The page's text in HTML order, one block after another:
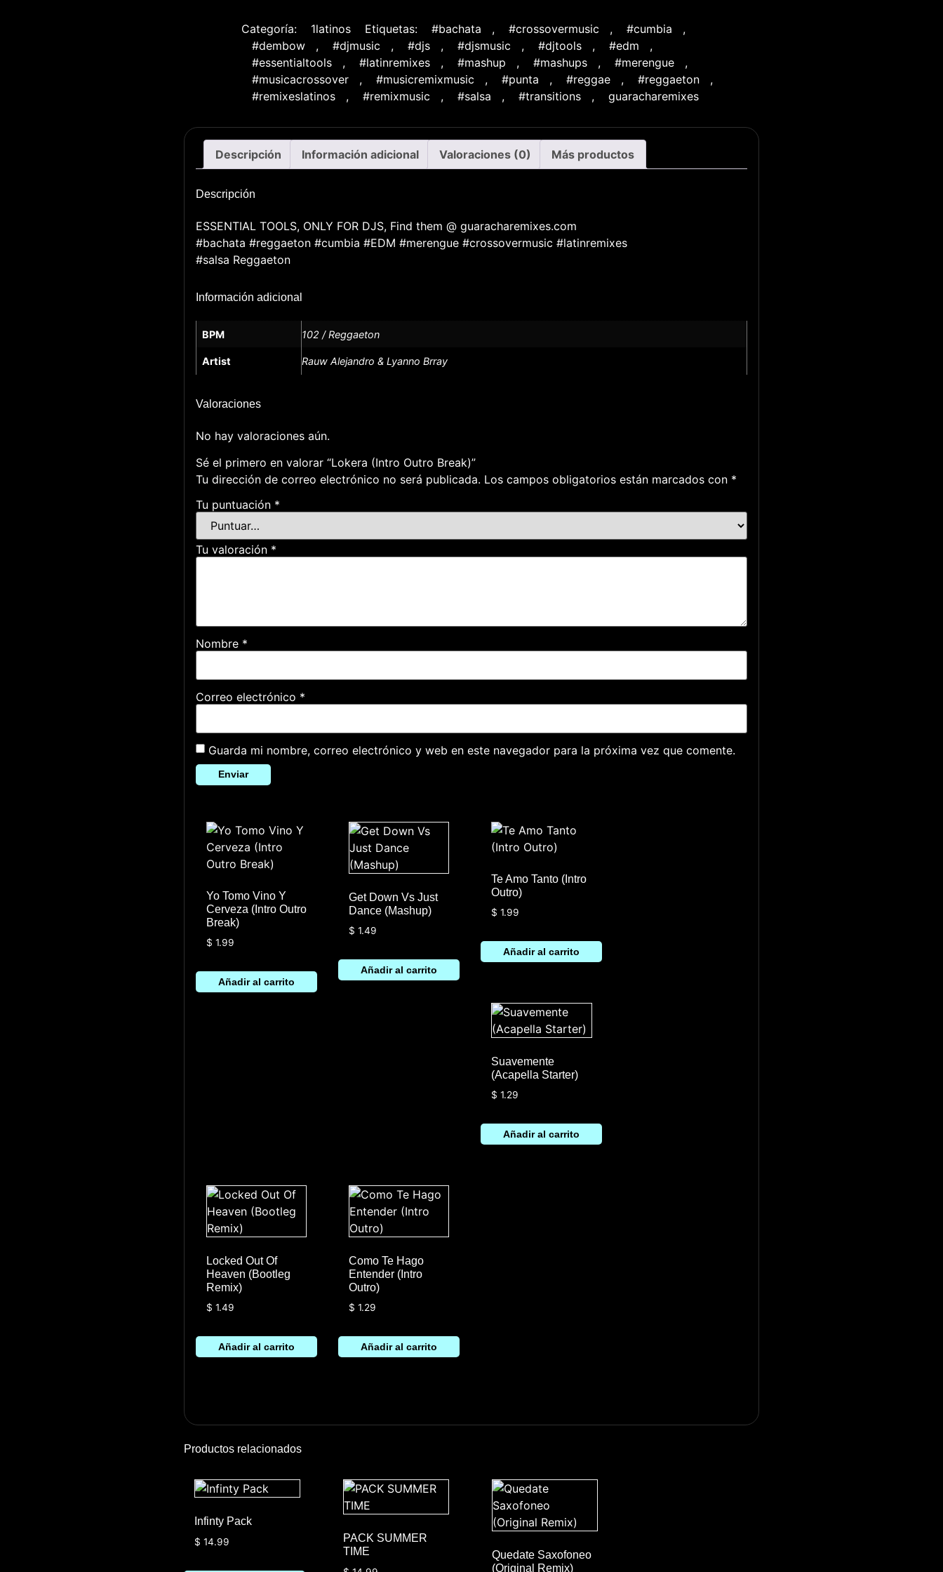
cantidad
Categoría: 1latinos Etiquetas: #bachata , #crossovermusic , #cumbia
,
#dembow
, #djmusic , #djs , #djsmusic , #djtools , #edm
,
#essentialtools
, #latinremixes , #mashup , #mashups , #merengue
,
#musicacrossover
, #musicremixmusic , #punta , #reggae , #reggaeton
,
#remixeslatinos
, #remixmusic , #salsa , #transitions , guaracharemixes
Descripción Información adicional Valoraciones (0) Más productos
Descripción
ESSENTIAL TOOLS, ONLY FOR DJS, Find them @ guaracharemixes.com
#bachata #reggaeton #cumbia #EDM #merengue #crossovermusic #latinremixes
#salsa Reggaeton
Información adicional
BPM 102 / Reggaeton
Artist Rauw Alejandro & Lyanno Brray
Valoraciones
No hay valoraciones aún.
Sé el primero en valorar “Lokera (Intro Outro Break)”
Tu dirección de correo electrónico no será publicada. Los campos obligatorios están marcados con *
Tu puntuación *
Tu valoración *
Nombre *
Correo electrónico *
Guarda mi nombre, correo electrónico y web en este navegador para la próxima vez que comente.
Yo Tomo Vino Y
Cerveza (Intro Outro
Break)
$ 1.99
Añadir al carrito
Get Down Vs Just
Dance (Mashup)
$ 1.49
Añadir al carrito
Te Amo Tanto (Intro
Outro)
$ 1.99
Añadir al carrito
Suavemente
(Acapella Starter)
$ 1.29
Añadir al carrito
Locked Out Of
Heaven (Bootleg
Remix)
$ 1.49
Añadir al carrito
Como Te Hago
Entender (Intro
Outro)
$ 1.29
Añadir al carrito
Productos relacionados
Infinty Pack
$ 14.99
PACK SUMMER
TIME
Quedate Saxofoneo
(Original Remix)